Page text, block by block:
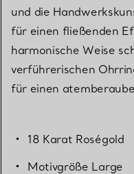
und die
für einen fließenden
harmonische Weise
verführerischen
für einen
18 Karat Roségold
Motivgröße Large